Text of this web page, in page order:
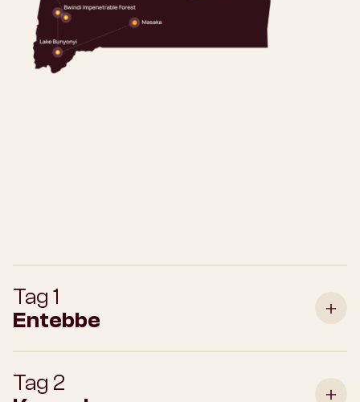
Tag 1
Entebbe
Tag 2